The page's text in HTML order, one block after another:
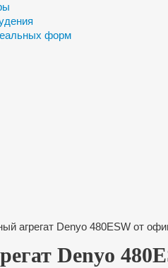
форм
агрегат Denyo 480ESW от
Denyo